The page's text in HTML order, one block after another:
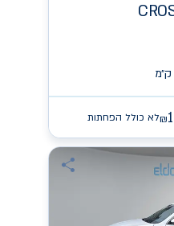
ק״מ
₪לא כולל הפחתות